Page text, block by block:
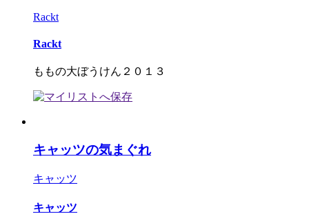
Rackt
Rackt
ももの大ぼうけん２０１３
キャッツの気まぐれ
キャッツ
キャッツ